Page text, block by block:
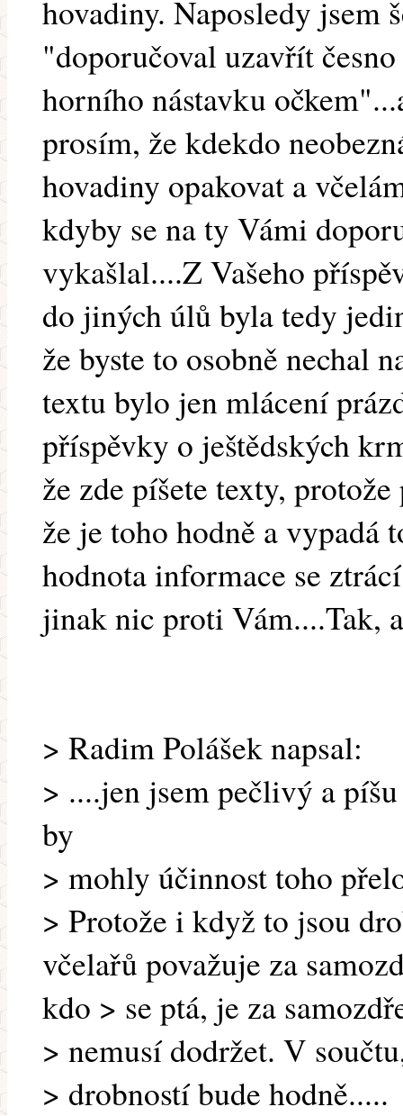
hovadiny. Naposledy jsem
"doporučoval uzavřít
horního nástavku
prosím, že kdekdo
hovadiny opakovat a
kdyby se na ty Vámi
vykašlal....Z Vašeho
do jiných úlů byla tedy
že byste to osobně nechal
textu bylo jen mlácení
příspěvky o ještědských
že zde píšete texty,
že je toho hodně a vypadá
hodnota informace se
jinak nic proti Vám....Tak,
> Radim Polášek napsal:
> ....jen jsem pečlivý a
by
> mohly účinnost toho
> Protože i když to jsou
včelařů považuje za
kdo > se ptá, je za
> nemusí dodržet. V
> drobností bude hodně.....